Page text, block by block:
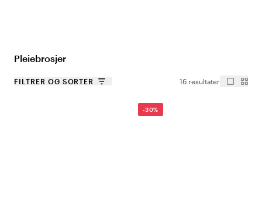
Pleiebrosjer
FILTRER OG SORTER 16 resultater
-30%